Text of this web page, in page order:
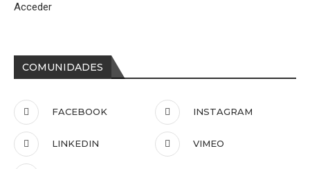
COMUNIDADES
FACEBOOK INSTAGRAM
LINKEDIN VIMEO
Acceder